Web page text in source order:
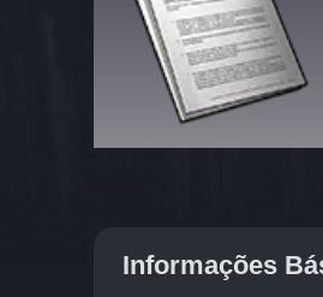
Informações